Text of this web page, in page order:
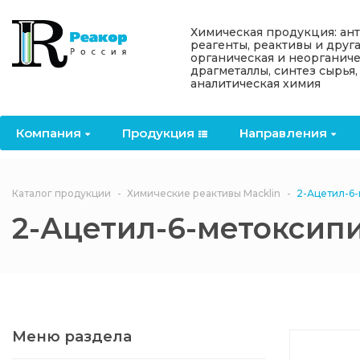
Компания Продукция Направления
Назад
Компания
Лицензии
Документы
Филиалы
Назад
Продукция
OceanСhem
Антипирены
антипирены
3ASenrise
Назад
Направления
Отвердители
Назад
Информация
Акции
Политика
конфиденциальности
Химическая продукция:
реагенты, реактивы и
органическая и
драгметаллы, синтез сырья,
аналитическая химия
Каталог продукции Химические реактивы Macklin 2-Ацетил-
2-Ацетил-6-
Меню раздела